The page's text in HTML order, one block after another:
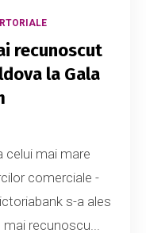
recunoscut
la Gala
celui mai mare
comerciale -
s-a ales
recunoscu...